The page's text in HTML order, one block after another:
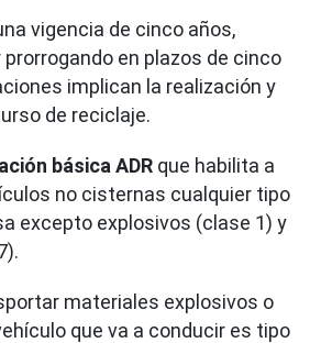
vigencia de cinco años,
en plazos de cinco
implican la realización y
de reciclaje.
básica ADR que habilita a
no cisternas cualquier tipo
excepto explosivos (clase 1) y
materiales explosivos o
que va a conducir es tipo